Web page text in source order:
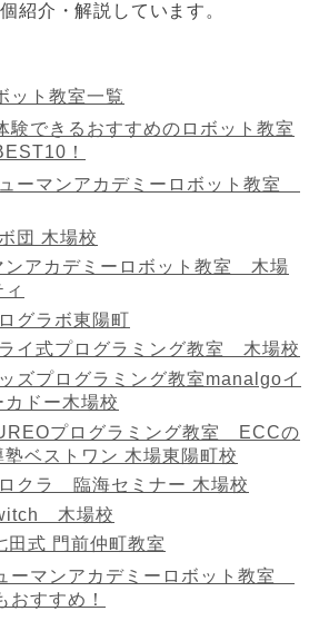
紹介・解説しています。
ット教室一覧
験できるおすすめのロボット教室
！
ーマンアカデミーロボット教室
団 木場校
ンアカデミーロボット教室 木場
ィ
グラボ東陽町
イ式プログラミング教室 木場校
ズプログラミング教室manalgoイ
カドー木場校
プログラミング教室 ECCの
塾ベストワン 木場東陽町校
クラ 臨海セミナー 木場校
木場校
田式 門前仲町教室
ーマンアカデミーロボット教室
おすすめ！